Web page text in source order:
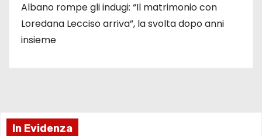
Albano rompe gli indugi: “Il matrimonio con
Loredana Lecciso arriva”, la svolta dopo anni
insieme
In Evidenza